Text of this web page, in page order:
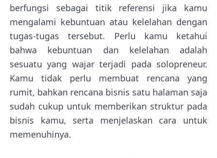
berfungsi sebagai titik referensi jika kamu
mengalami kebuntuan atau kelelahan dengan
tugas-tugas tersebut. Perlu kamu ketahui
bahwa kebuntuan dan kelelahan adalah
sesuatu yang wajar terjadi pada solopreneur.
Kamu tidak perlu membuat rencana yang
rumit, bahkan rencana bisnis satu halaman saja
sudah cukup untuk memberikan struktur pada
bisnis kamu, serta menjelaskan cara untuk
memenuhinya.